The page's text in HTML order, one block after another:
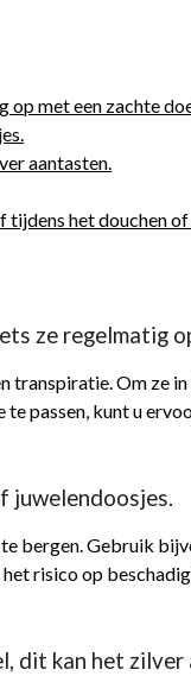
op met een zachte
aantasten.
het douchen
ze regelmatig
transpiratie. Om ze
passen, kunt u
juwelendoosjes.
te bergen. Gebruik
risico op
dit kan het zilver